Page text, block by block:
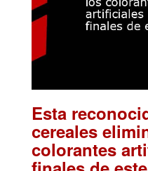
Esta
cereales
colorantes